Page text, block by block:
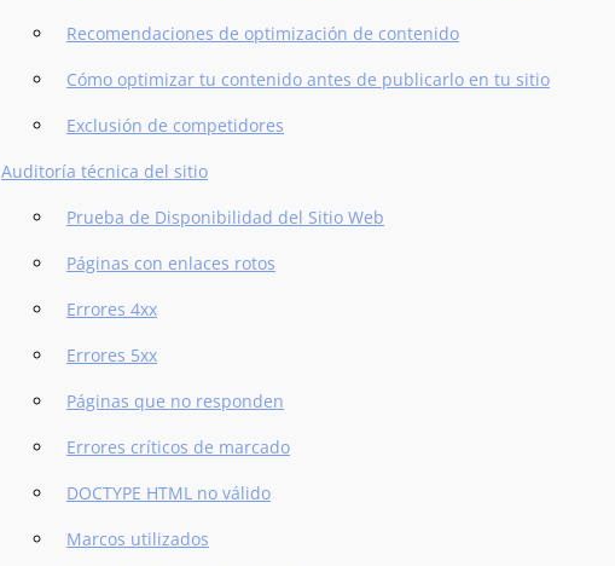
Recomendaciones de optimización de contenido
Cómo optimizar tu contenido antes de publicarlo en tu sitio
Exclusión de competidores
Auditoría técnica del sitio
Prueba de Disponibilidad del Sitio Web
Páginas con enlaces rotos
Errores 4xx
Errores 5xx
Páginas que no responden
Errores críticos de marcado
DOCTYPE HTML no válido
Marcos utilizados